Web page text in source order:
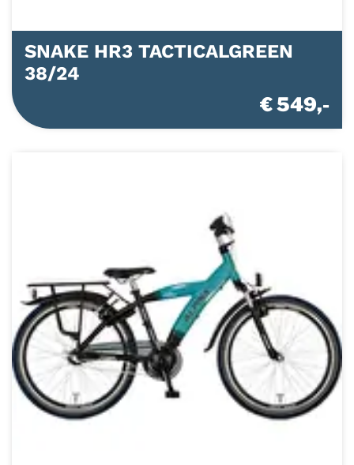
SNAKE HR3 TACTICALGREEN
38/24
€ 549,-